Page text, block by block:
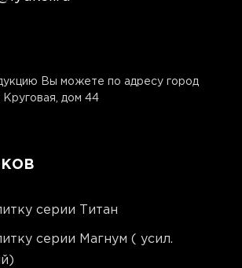
Вы можете по адресу город
Круговая, дом 44
серии Титан
серии Магнум ( усил.